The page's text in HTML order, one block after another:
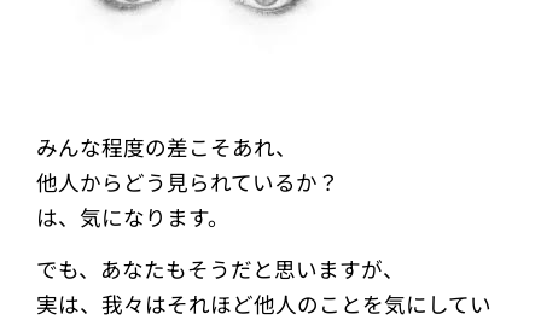
みんな程度の差こそあれ、
他人からどう見られているか？
は、気になります。
でも、あなたもそうだと思いますが、
実は、我々はそれほど他人のことを気にしてい